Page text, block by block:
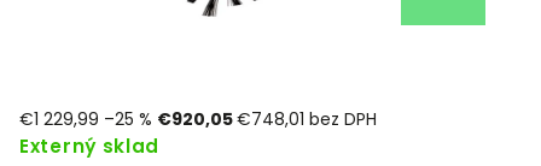
€1 229,99 –25 % €920,05€748,01 bez DPH
Externý sklad